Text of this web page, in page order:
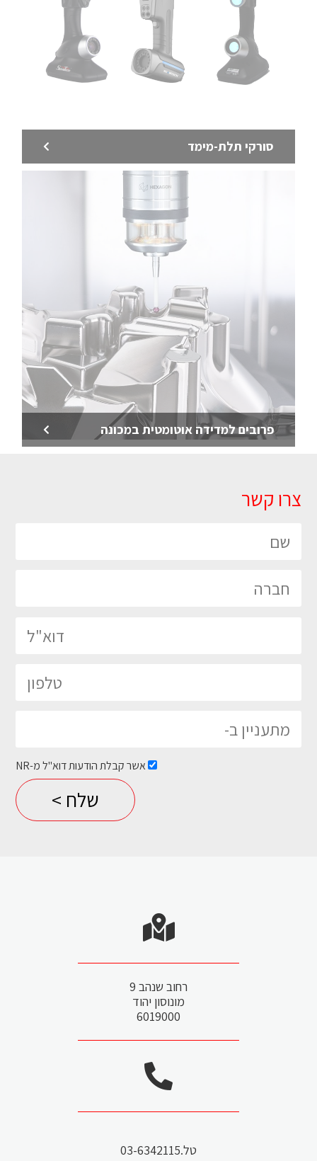
סורקי תלת-מימד
פרובים למדידה אוטומטית במכונה
צרו קשר
אשר קבלת הודעות דוא"ל מ-NR
leave this field empty.
רחוב שנהב 9
מונוסון יהוד
6019000
טל.03-6342115